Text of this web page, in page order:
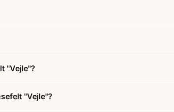
"Vejle"?
"Vejle"?